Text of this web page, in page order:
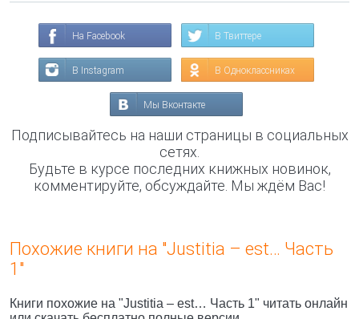
На Facebook В Твиттере
В Instagram В Одноклассниках
Мы Вконтакте
Подписывайтесь на наши страницы в социальных
сетях.
Будьте в курсе последних книжных новинок,
комментируйте, обсуждайте. Мы ждём Вас!
Похожие книги на "Justitia – est… Часть
1"
Книги похожие на "Justitia – est… Часть 1" читать онлайн